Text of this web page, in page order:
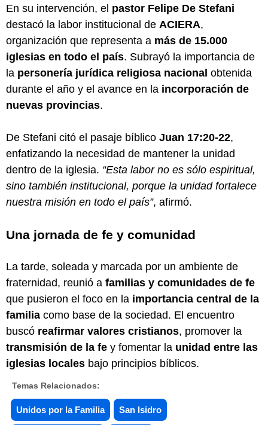
En su intervención, el pastor Felipe De Stefani
destacó la labor institucional de ACIERA,
organización que representa a más de 15.000
iglesias en todo el país. Subrayó la importancia de
la personería jurídica religiosa nacional obtenida
durante el año y el avance en la incorporación de
nuevas provincias.
De Stefani citó el pasaje bíblico Juan 17:20-22,
enfatizando la necesidad de mantener la unidad
dentro de la iglesia. “Esta labor no es sólo espiritual,
sino también institucional, porque la unidad fortalece
nuestra misión en todo el país”, afirmó.
Una jornada de fe y comunidad
La tarde, soleada y marcada por un ambiente de
fraternidad, reunió a familias y comunidades de fe
que pusieron el foco en la importancia central de la
familia como base de la sociedad. El encuentro
buscó reafirmar valores cristianos, promover la
transmisión de la fe y fomentar la unidad entre las
iglesias locales bajo principios bíblicos.
Temas Relacionados:
Unidos por la Familia San Isidro